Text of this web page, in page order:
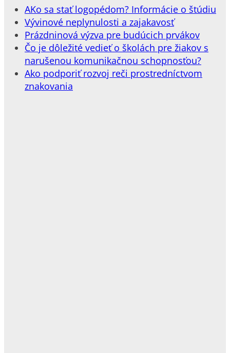
AKo sa stať logopédom? Informácie o štúdiu
Vývinové neplynulosti a zajakavosť
Prázdninová výzva pre budúcich prvákov
Čo je dôležité vedieť o školách pre žiakov s
narušenou komunikačnou schopnosťou?
Ako podporiť rozvoj reči prostredníctvom
znakovania